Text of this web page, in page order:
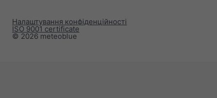
© 2026 meteoblue
ISO 9001 certificate
Налаштування конфіденційності